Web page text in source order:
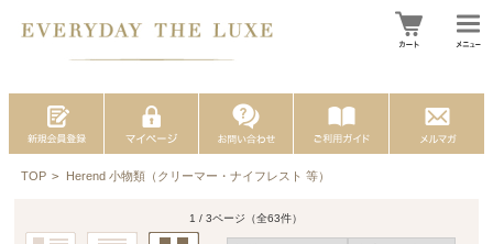
TOP > Herend 小物類（クリーマー・ナイフレスト 等）
1 / 3ページ （全63件）